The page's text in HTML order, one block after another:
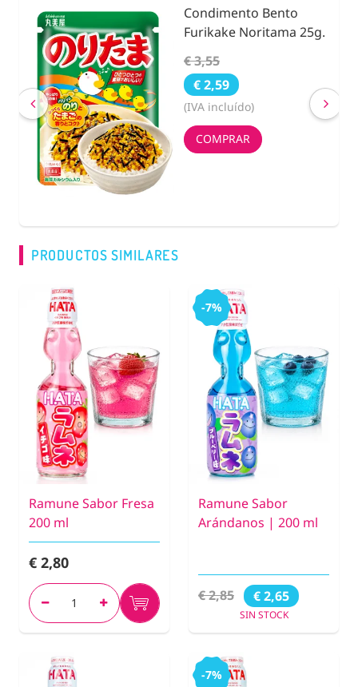
Condimento Bento
Furikake Noritama 25g.
€ 3,55
€ 2,59
(IVA incluído)
COMPRAR
PRODUCTOS SIMILARES
Ramune Sabor Fresa
200 ml
€ 2,80
-7%
Ramune Sabor
Arándanos | 200 ml
€ 2,85 € 2,65
SIN STOCK
-7%